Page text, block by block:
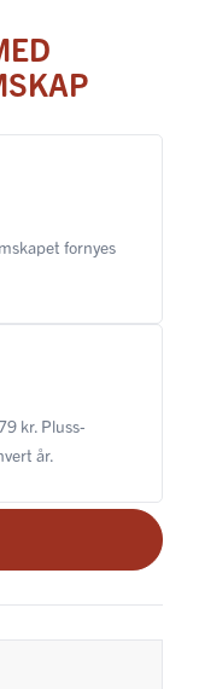
fornyes
kr. Pluss-
år.